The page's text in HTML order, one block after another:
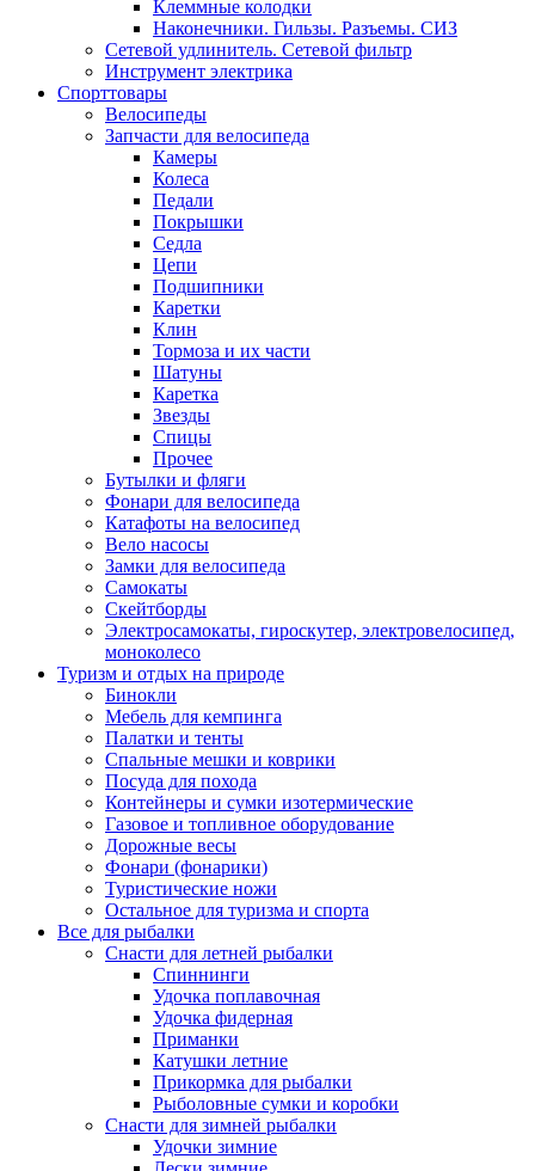
Клеммные колодки
Наконечники. Гильзы. Разъемы. СИЗ
Сетевой удлинитель. Сетевой фильтр
Инструмент электрика
Спорттовары
Велосипеды
Запчасти для велосипеда
Камеры
Колеса
Педали
Покрышки
Седла
Цепи
Подшипники
Каретки
Клин
Тормоза и их части
Шатуны
Каретка
Звезды
Спицы
Прочее
Бутылки и фляги
Фонари для велосипеда
Катафоты на велосипед
Вело насосы
Замки для велосипеда
Самокаты
Скейтборды
Электросамокаты, гироскутер, электровелосипед,
моноколесо
Туризм и отдых на природе
Бинокли
Мебель для кемпинга
Палатки и тенты
Спальные мешки и коврики
Посуда для похода
Контейнеры и сумки изотермические
Газовое и топливное оборудование
Дорожные весы
Фонари (фонарики)
Туристические ножи
Остальное для туризма и спорта
Все для рыбалки
Снасти для летней рыбалки
Спиннинги
Удочка поплавочная
Удочка фидерная
Приманки
Катушки летние
Прикормка для рыбалки
Рыболовные сумки и коробки
Снасти для зимней рыбалки
Удочки зимние